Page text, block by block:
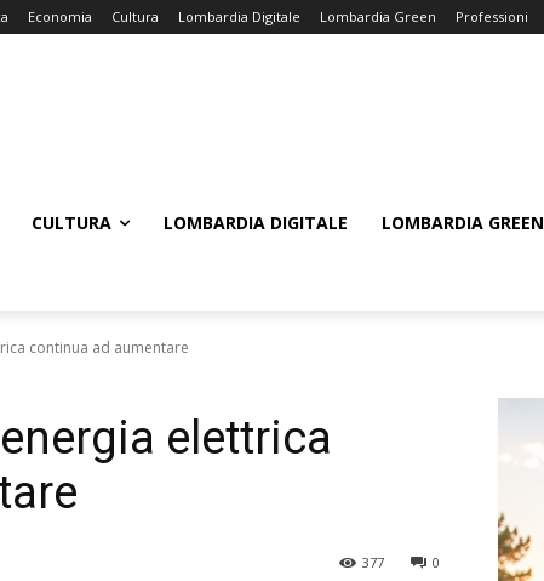
Economia Cultura Lombardia Digitale Lombardia Green Professioni
CULTURA LOMBARDIA DIGITALE LOMBARDIA GREEN
continua ad aumentare
elettrica
0
377